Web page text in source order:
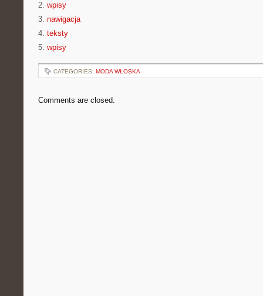
2. wpisy
3. nawigacja
4. teksty
5. wpisy
CATEGORIES: MODA WŁOSKA
Comments are closed.